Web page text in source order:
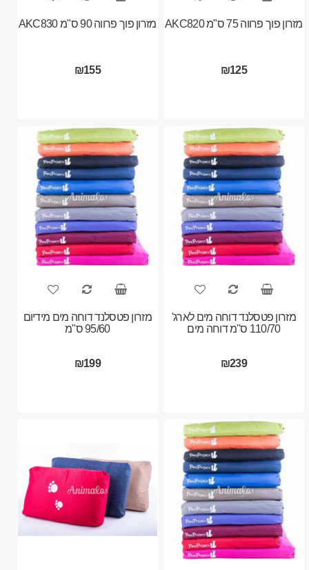
מזרון פוך פרווה 75 ס"מ AKC820
₪125
מזרון פוך פרווה 90 ס"מ AKC830
₪155
מזרון פטסלנד דוחה מים לארג'
110/70 ס''מ דוחה מים
₪239
מזרון פטסלנד דוחה מים מידיום
95/60 ס"מ
₪199